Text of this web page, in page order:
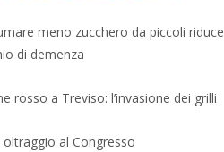
meno zucchero da piccoli riduce
di demenza
rosso a Treviso: l’invasione dei grilli
oltraggio al Congresso